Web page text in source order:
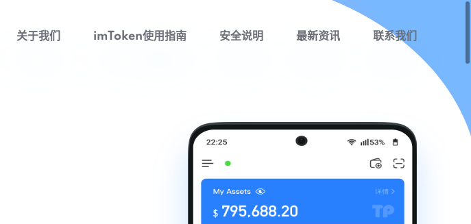
关于我们 imToken使用指南 安全说明 最新资讯 联系我们